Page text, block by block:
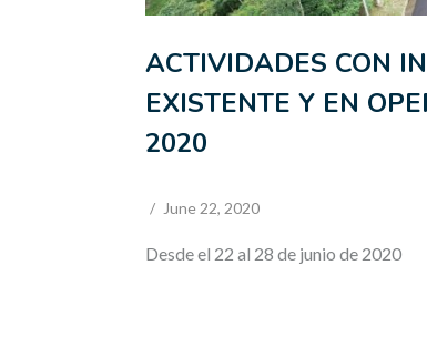
ACTIVIDADES CON
EXISTENTE Y EN
2020
/ June 22, 2020
Desde el 22 al 28 de junio de 2020